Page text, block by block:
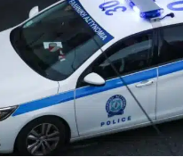
6 Αυγούστου 2026 10:17
νυχτερινό κέντρο στο Αίγιο:
και λήστεψαν γυναίκα –
6 Αυγούστου 2026 10:03
73χρονος για την